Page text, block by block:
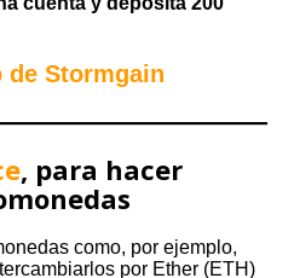
de Stormgain
, para hacer
como, por ejemplo,
por Ether (ETH)